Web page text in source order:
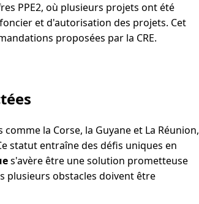
PPE2, où plusieurs projets ont été
et d'autorisation des projets. Cet
proposées par la CRE.
la Corse, la Guyane et La Réunion,
statut entraîne des défis uniques en
s'avère être une solution prometteuse
plusieurs obstacles doivent être